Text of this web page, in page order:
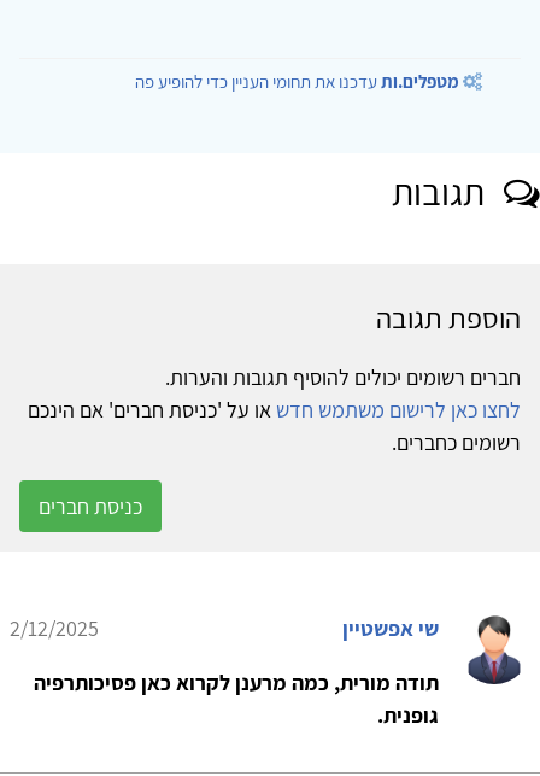
מטפלים.ותעדכנו את תחומי העניין כדי להופיע פה
תגובות
הוספת תגובה
חברים רשומים יכולים להוסיף תגובות והערות.
לחצו כאן לרישום משתמש חדש או על 'כניסת חברים' אם הינכם
רשומים כחברים.
כניסת חברים
שי אפשטיין
2/12/2025
תודה מורית, כמה מרענן לקרוא כאן פסיכותרפיה
גופנית.